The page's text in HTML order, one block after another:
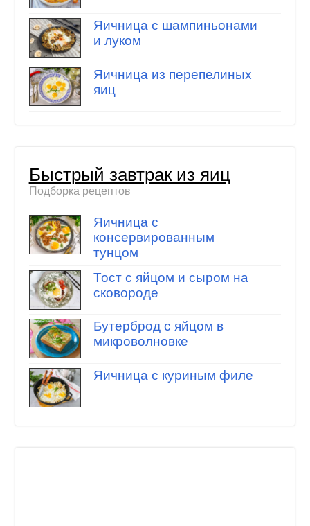
Яичница с шампиньонами
и луком
Яичница из перепелиных
яиц
Быстрый завтрак из яиц
Подборка рецептов
Яичница с
консервированным
тунцом
Тост с яйцом и сыром на
сковороде
Бутерброд с яйцом в
микроволновке
Яичница с куриным филе